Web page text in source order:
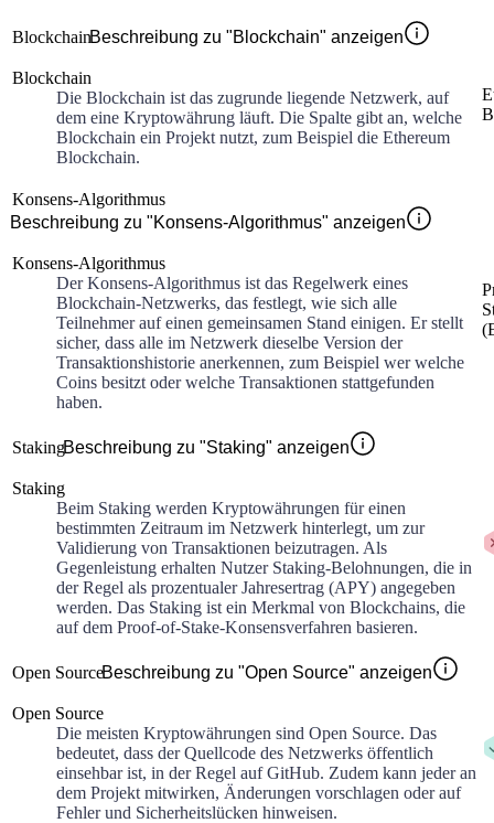
BlockchainBeschreibung zu "Blockchain" anzeigen
Blockchain
Die Blockchain ist das zugrunde liegende Netzwerk, auf
dem eine Kryptowährung läuft. Die Spalte gibt an, welche
Blockchain ein Projekt nutzt, zum Beispiel die Ethereum
Blockchain.
Konsens-Algorithmus
Beschreibung zu "Konsens-Algorithmus" anzeigen
Konsens-Algorithmus
Der Konsens-Algorithmus ist das Regelwerk eines
Blockchain-Netzwerks, das festlegt, wie sich alle
Teilnehmer auf einen gemeinsamen Stand einigen. Er stellt
sicher, dass alle im Netzwerk dieselbe Version der
Transaktionshistorie anerkennen, zum Beispiel wer welche
Coins besitzt oder welche Transaktionen stattgefunden
haben.
StakingBeschreibung zu "Staking" anzeigen
Staking
Beim Staking werden Kryptowährungen für einen
bestimmten Zeitraum im Netzwerk hinterlegt, um zur
Validierung von Transaktionen beizutragen. Als
Gegenleistung erhalten Nutzer Staking-Belohnungen, die in
der Regel als prozentualer Jahresertrag (APY) angegeben
werden. Das Staking ist ein Merkmal von Blockchains, die
auf dem Proof-of-Stake-Konsensverfahren basieren.
Open SourceBeschreibung zu "Open Source" anzeigen
Open Source
Die meisten Kryptowährungen sind Open Source. Das
bedeutet, dass der Quellcode des Netzwerks öffentlich
einsehbar ist, in der Regel auf GitHub. Zudem kann jeder an
dem Projekt mitwirken, Änderungen vorschlagen oder auf
Fehler und Sicherheitslücken hinweisen.